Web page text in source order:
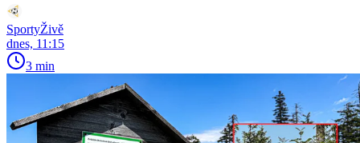
SportyŽivě
dnes, 11:15
3 min